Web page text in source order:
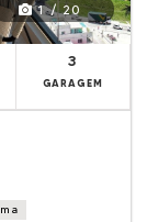
1 / 20
3
GARAGEM